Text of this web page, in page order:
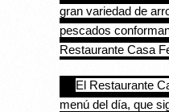
gran variedad de
pescados
Restaurante Casa
El Restaurante
menú del día, que